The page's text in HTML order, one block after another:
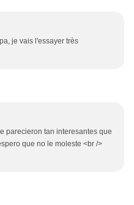
je vais l'essayer très
parecieron tan interesantes que
que no le moleste <br />